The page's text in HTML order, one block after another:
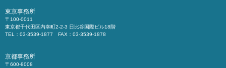
東京事務所
〒100-0011
東京都千代田区内幸町2-2-3 日比谷国際ビル18階
TEL：03-3539-1877 FAX：03-3539-1878
京都事務所
〒600-8008